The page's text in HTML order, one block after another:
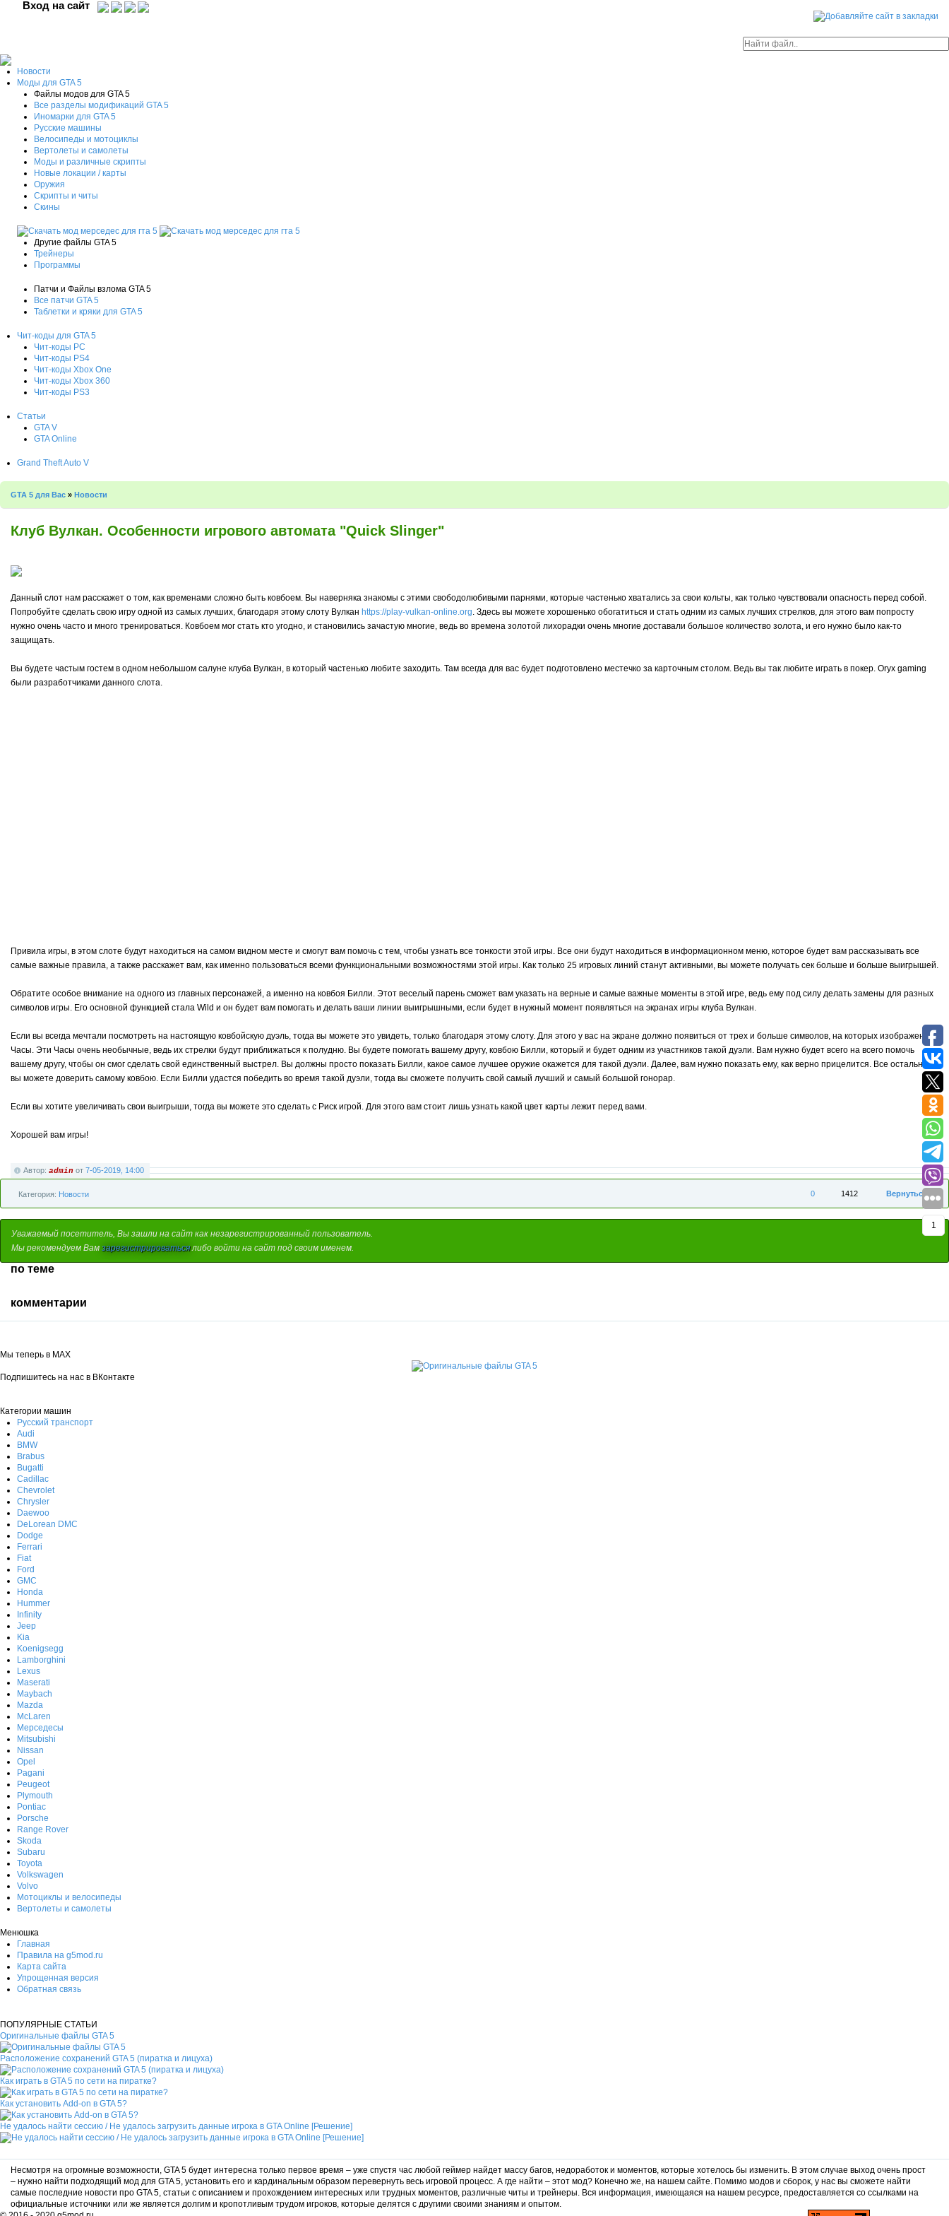
Вход на сайт
Новости
Моды для GTA 5
Файлы модов для GTA 5
Все разделы модификаций GTA 5
Иномарки для GTA 5
Русские машины
Велосипеды и мотоциклы
Вертолеты и самолеты
Моды и различные скрипты
Новые локации / карты
Оружия
Скрипты и читы
Скины
Другие файлы GTA 5
Трейнеры
Программы
Патчи и Файлы взлома GTA 5
Все патчи GTA 5
Таблетки и кряки для GTA 5
Чит-коды для GTA 5
Чит-коды PC
Чит-коды PS4
Чит-коды Xbox One
Чит-коды Xbox 360
Чит-коды PS3
Статьи
GTA V
GTA Online
Grand Theft Auto V
GTA 5 для Вас » Новости
Клуб Вулкан. Особенности игрового автомата "Quick Slinger"
Данный слот нам расскажет о том, как временами сложно быть ковбоем. Вы наверняка знакомы с этими свободолюбивыми парнями, которые частенько хватались за свои кольты, как только чувствовали опасность перед собой.
Попробуйте сделать свою игру одной из самых лучших, благодаря этому слоту Вулкан https://play-vulkan-online.org. Здесь вы можете хорошенько обогатиться и стать одним из самых лучших стрелков, для этого вам попросту
нужно очень часто и много тренироваться. Ковбоем мог стать кто угодно, и становились зачастую многие, ведь во времена золотой лихорадки очень многие доставали большое количество золота, и его нужно было как-то
защищать.
Вы будете частым гостем в одном небольшом салуне клуба Вулкан, в который частенько любите заходить. Там всегда для вас будет подготовлено местечко за карточным столом. Ведь вы так любите играть в покер. Oryx gaming
были разработчиками данного слота.
Привила игры, в этом слоте будут находиться на самом видном месте и смогут вам помочь с тем, чтобы узнать все тонкости этой игры. Все они будут находиться в информационном меню, которое будет вам рассказывать все
самые важные правила, а также расскажет вам, как именно пользоваться всеми функциональными возможностями этой игры. Как только 25 игровых линий станут активными, вы можете получать сек больше и больше выигрышей.
Обратите особое внимание на одного из главных персонажей, а именно на ковбоя Билли. Этот веселый парень сможет вам указать на верные и самые важные моменты в этой игре, ведь ему под силу делать замены для разных
символов игры. Его основной функцией стала Wild и он будет вам помогать и делать ваши линии выигрышными, если будет в нужный момент появляться на экранах игры клуба Вулкан.
Если вы всегда мечтали посмотреть на настоящую ковбойскую дуэль, тогда вы можете это увидеть, только благодаря этому слоту. Для этого у вас на экране должно появиться от трех и больше символов, на которых изображены
Часы. Эти Часы очень необычные, ведь их стрелки будут приближаться к полудню. Вы будете помогать вашему другу, ковбою Билли, который и будет одним из участников такой дуэли. Вам нужно будет всего на всего помочь
вашему другу, чтобы он смог сделать свой единственный выстрел. Вы должны просто показать Билли, какое самое лучшее оружие окажется для такой дуэли. Далее, вам нужно показать ему, как верно прицелится. Все остальное
вы можете доверить самому ковбою. Если Билли удастся победить во время такой дуэли, тогда вы сможете получить свой самый лучший и самый большой гонорар.
Если вы хотите увеличивать свои выигрыши, тогда вы можете это сделать с Риск игрой. Для этого вам стоит лишь узнать какой цвет карты лежит перед вами.
Хорошей вам игры!
Автор: admin от 7-05-2019, 14:00
Вернуться
1412
0
Категория: Новости
Уважаемый посетитель, Вы зашли на сайт как незарегистрированный пользователь.
Мы рекомендуем Вам зарегистрироватьсялибо войти на сайт под своим именем.
по теме
комментарии
Мы теперь в MAX
Подпишитесь на нас в ВКонтакте
Категории машин
Русский транспорт
Audi
BMW
Brabus
Bugatti
Cadillac
Chevrolet
Chrysler
Daewoo
DeLorean DMC
Dodge
Ferrari
Fiat
Ford
GMC
Honda
Hummer
Infinity
Jeep
Kia
Koenigsegg
Lamborghini
Lexus
Maserati
Maybach
Mazda
McLaren
Мерседесы
Mitsubishi
Nissan
Opel
Pagani
Peugeot
Plymouth
Pontiac
Porsche
Range Rover
Skoda
Subaru
Toyota
Volkswagen
Volvo
Мотоциклы и велосипеды
Вертолеты и самолеты
Менюшка
Главная
Правила на g5mod.ru
Карта сайта
Упрощенная версия
Обратная связь
ПОПУЛЯРНЫЕ СТАТЬИ
Оригинальные файлы GTA 5
Расположение сохранений GTA 5 (пиратка и лицуха)
Как играть в GTA 5 по сети на пиратке?
Как установить Add-on в GTA 5?
Не удалось найти сессию / Не удалось загрузить данные игрока в GTA Online [Решение]
Несмотря на огромные возможности, GTA 5 будет интересна только первое время – уже спустя час любой геймер найдет массу багов, недоработок и моментов, которые хотелось бы изменить. В этом случае выход очень прост
– нужно найти подходящий мод для GTA 5, установить его и кардинальным образом перевернуть весь игровой процесс. А где найти – этот мод? Конечно же, на нашем сайте. Помимо модов и сборок, у нас вы сможете найти
самые последние новости про GTA 5, статьи с описанием и прохождением интересных или трудных моментов, различные читы и трейнеры. Вся информация, имеющаяся на нашем ресурсе, предоставляется со ссылками на
официальные источники или же является долгим и кропотливым трудом игроков, которые делятся с другими своими знаниям и опытом.
1